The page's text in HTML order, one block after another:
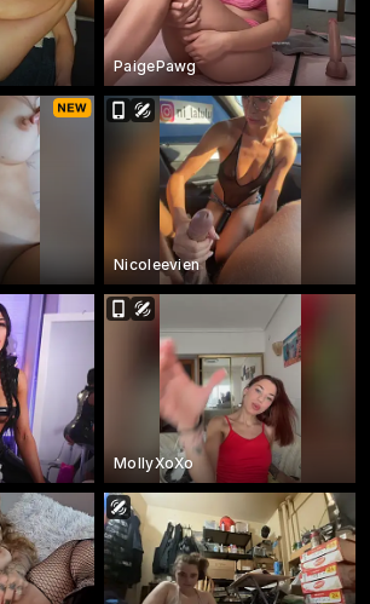
PaigePawg
Nicoleevien
MollyXoXo